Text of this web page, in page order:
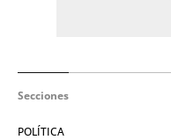
Secciones
POLÍTICA